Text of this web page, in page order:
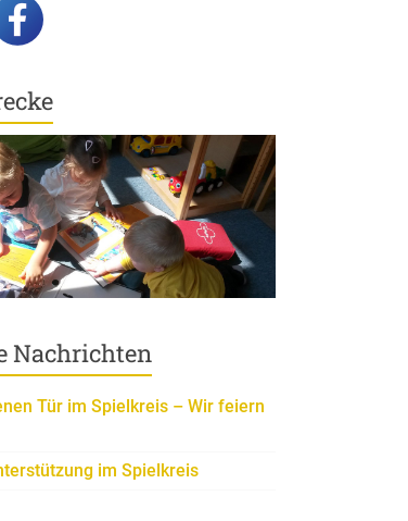
Nachrichten
Tür im Spielkreis – Wir feiern
im Spielkreis